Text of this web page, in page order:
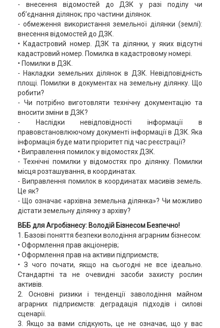
- внесення відомостей до ДЗК у разі поділу чи
об’єднання ділянок; про частини ділянок.
- обмеження використання земельної ділянки (землі):
внесення відомостей до ДЗК.
• Кадастровий номер. ДЗК та ділянки, у яких відсутні
кадастровий номер. Помилка в кадастровому номері.
• Помилки в ДЗК.
- Накладки земельних ділянок в ДЗК. Невідповідність
площі. Помилки в документах на земельну ділянку. Що
робити?
- Чи потрібно виготовляти технічну документацію та
вносити зміни в ДЗК?
- Наслідки невідповідності інформації в
правовстановлюючому документі інформації в ДЗК. Яка
інформація буде мати пріоритет під час реєстрації?
• Виправлення помилок у відомостях ДЗК.
- Технічні помилки у відомостях про ділянку. Помилки
місця розташування, в координатах.
- Виправлення помилок в координатах масивів земель.
Це як?
- Що означає «архівна земельна ділянка»? Чи можливо
дістати земельну ділянку з архіву?
ВББ для Агробізнесу: Володій Бізнесом Безпечно!
1. Базові поняття безпеки володіння аграрним бізнесом:
• Оформлення прав акціонерів;
• Оформлення прав на активи підприємств;
• З чого почати, якщо на сьогодні не все ідеально.
Стандартні та не очевидні засоби захисту рослин
активів.
2. Основні ризики і тенденції заволодіння майном
аграрних підприємств: деградація підходів і силові
сценарії.
3. Якщо за вами слідкують, це не означає, що у вас